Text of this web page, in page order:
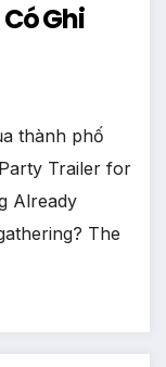
Ghi
thành phố
Trailer for
Already
The